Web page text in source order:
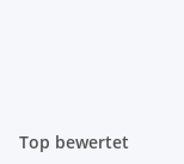
Top bewertet